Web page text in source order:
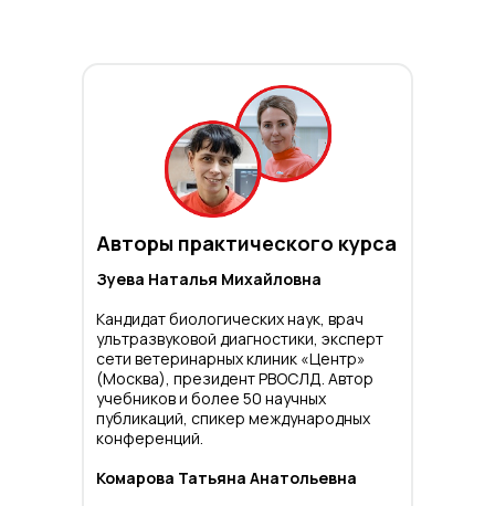
Авторы практического курса
Зуева Наталья Михайловна
Кандидат биологических наук, врач
ультразвуковой диагностики, эксперт
сети ветеринарных клиник «Центр»
(Москва), президент РВОСЛД. Автор
учебников и более 50 научных
публикаций, спикер международных
конференций.
Комарова Татьяна Анатольевна